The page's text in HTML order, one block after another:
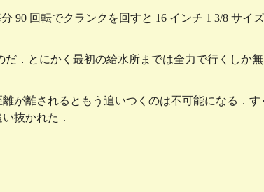
90 回転でクランクを回すと 16 インチ 1 3/8 サイ
．とにかく最初の給水所までは全力で行くしか
が離されるともう追いつくのは不可能になる．
抜かれた．